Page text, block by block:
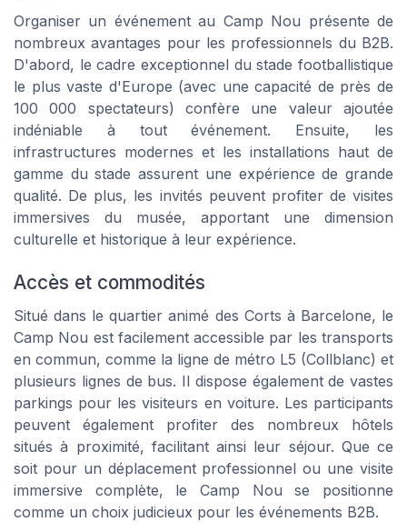
Organiser un événement au Camp Nou présente de
nombreux avantages pour les professionnels du B2B.
D'abord, le cadre exceptionnel du stade footballistique
le plus vaste d'Europe (avec une capacité de près de
100 000 spectateurs) confère une valeur ajoutée
indéniable à tout événement. Ensuite, les
infrastructures modernes et les installations haut de
gamme du stade assurent une expérience de grande
qualité. De plus, les invités peuvent profiter de visites
immersives du musée, apportant une dimension
culturelle et historique à leur expérience.
Accès et commodités
Situé dans le quartier animé des Corts à Barcelone, le
Camp Nou est facilement accessible par les transports
en commun, comme la ligne de métro L5 (Collblanc) et
plusieurs lignes de bus. Il dispose également de vastes
parkings pour les visiteurs en voiture. Les participants
peuvent également profiter des nombreux hôtels
situés à proximité, facilitant ainsi leur séjour. Que ce
soit pour un déplacement professionnel ou une visite
immersive complète, le Camp Nou se positionne
comme un choix judicieux pour les événements B2B.